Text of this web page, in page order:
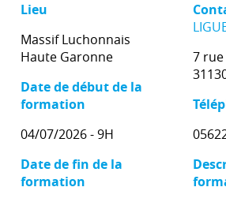
Lieu
Massif Luchonnais
Haute Garonne
Date de début de la
formation
04/07/2026 - 9H
Date de fin de la
formation
7